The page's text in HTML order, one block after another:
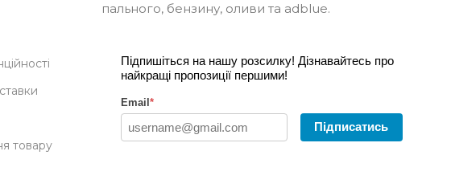
товару
пального, бензину, оливи та adblue.
Підпишіться на нашу розсилку! Дізнавайтесь про
найкращі пропозиції першими!
Email *
Підписатись